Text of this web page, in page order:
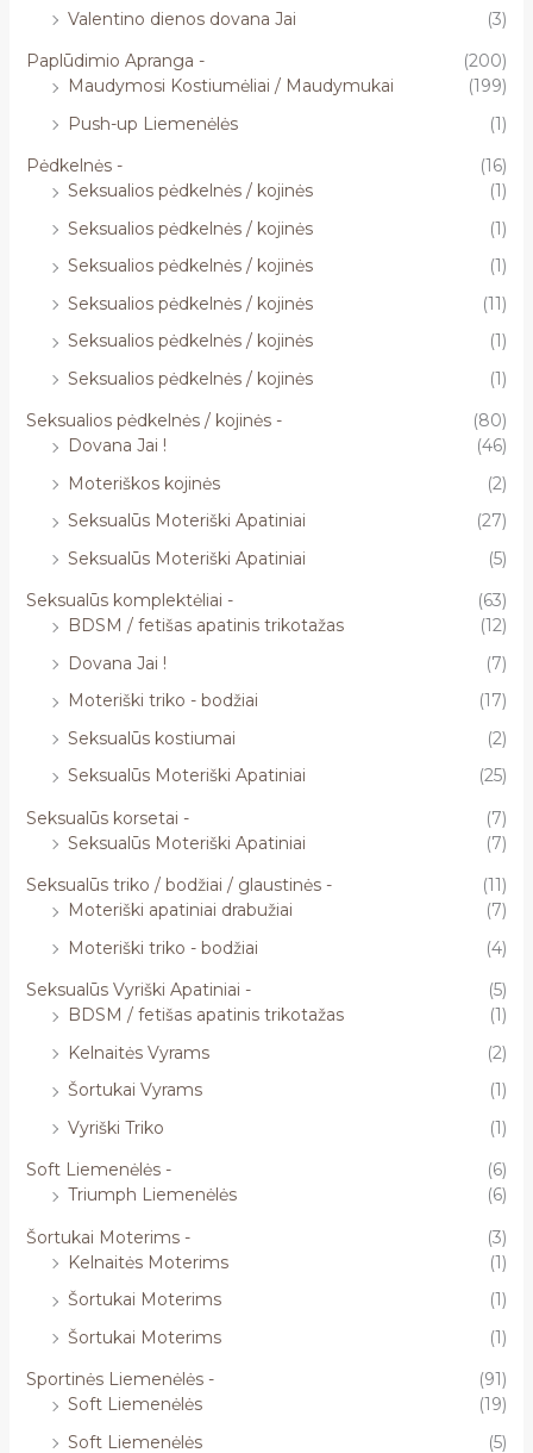
Valentino dienos dovana Jai
(3)
Paplūdimio Apranga -
(200)
Maudymosi Kostiumėliai / Maudymukai
(199)
Push-up Liemenėlės
(1)
Pėdkelnės -
(16)
Seksualios pėdkelnės / kojinės
(1)
Seksualios pėdkelnės / kojinės
(1)
Seksualios pėdkelnės / kojinės
(1)
Seksualios pėdkelnės / kojinės
(11)
Seksualios pėdkelnės / kojinės
(1)
Seksualios pėdkelnės / kojinės
(1)
Seksualios pėdkelnės / kojinės -
(80)
Dovana Jai !
(46)
Moteriškos kojinės
(2)
Seksualūs Moteriški Apatiniai
(27)
Seksualūs Moteriški Apatiniai
(5)
Seksualūs komplektėliai -
(63)
BDSM / fetišas apatinis trikotažas
(12)
Dovana Jai !
(7)
Moteriški triko - bodžiai
(17)
Seksualūs kostiumai
(2)
Seksualūs Moteriški Apatiniai
(25)
Seksualūs korsetai -
(7)
Seksualūs Moteriški Apatiniai
(7)
Seksualūs triko / bodžiai / glaustinės -
(11)
Moteriški apatiniai drabužiai
(7)
Moteriški triko - bodžiai
(4)
Seksualūs Vyriški Apatiniai -
(5)
BDSM / fetišas apatinis trikotažas
(1)
Kelnaitės Vyrams
(2)
Šortukai Vyrams
(1)
Vyriški Triko
(1)
Soft Liemenėlės -
(6)
Triumph Liemenėlės
(6)
Šortukai Moterims -
(3)
Kelnaitės Moterims
(1)
Šortukai Moterims
(1)
Šortukai Moterims
(1)
Sportinės Liemenėlės -
(91)
Soft Liemenėlės
(19)
Soft Liemenėlės
(5)